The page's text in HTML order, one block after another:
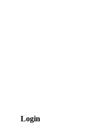
Login